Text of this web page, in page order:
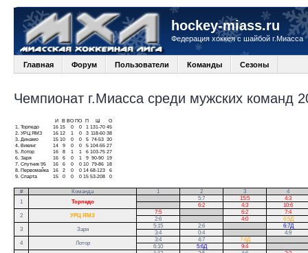
hockey-miass.ru
Федерация хоккея с шайбой г.Миасса
Главная Форум Пользователи Команды Сезоны
Чемпионат г.Миасса среди мужских команд
И В ВО ПО П
О
1.
Торпедо 16 15 0 0 1 131-70 45
2. УРЦ ЯМЗ 16 12 1 0 3 118-60 38
3.
Динамо 15 10 0 0 5 74-53 30
4.
Викинг 14 9 0 0 5 104-55 27
5. Лотор 16 8 1 1 6 103-75 27
6. Заря 16 6 0 1 9 90-90 19
7. Спутник 95 16 6 0 0 10 79-86 18
8.
Первомайка 16 2 0 0 14 68-123
6
9. Спарта 15 0 0 0 15 53-208 0
# Команда 1 2 3
4
1
Торпедо
5:7 15:5
4:3
6:2 4:3
10:6
2
УРЦ ЯМЗ
7:5 6:2
7:4
2:6
4:0
6:5Д
3
Заря
5:15 2:6
6:7Д
3:4
0:4
4:9
4
Лотор
3:4 4:7 7:6Д
6:10
5:6Д 9:4